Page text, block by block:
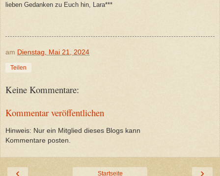
lieben Gedanken zu Euch hin, Lara***
am Dienstag, Mai 21, 2024
Teilen
Keine Kommentare:
Kommentar veröffentlichen
Hinweis: Nur ein Mitglied dieses Blogs kann
Kommentare posten.
‹ ›
Startseite